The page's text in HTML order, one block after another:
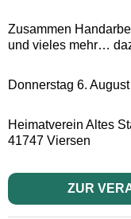
Zusammen
und vieles mehr…
Donnerstag 6.
Heimatverein Altes
41747 Viersen
ZUR